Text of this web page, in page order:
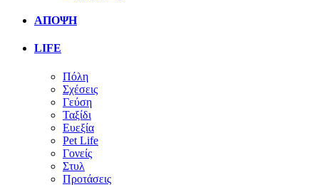
ΑΠΟΨΗ
LIFE
Πόλη
Σχέσεις
Γεύση
Ταξίδι
Ευεξία
Pet Life
Γονείς
Στυλ
Προτάσεις